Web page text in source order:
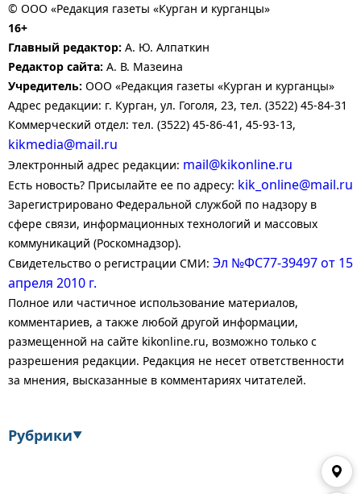
© ООО «Редакция газеты «Курган и курганцы»
16+
Главный редактор: А. Ю. Алпаткин
Редактор сайта: А. В. Мазеина
Учредитель: ООО «Редакция газеты «Курган и курганцы»
Адрес редакции: г. Курган, ул. Гоголя, 23, тел. (3522) 45-84-31
Коммерческий отдел: тел. (3522) 45-86-41, 45-93-13,
kikmedia@mail.ru
Электронный адрес редакции: mail@kikonline.ru
Есть новость? Присылайте ее по адресу: kik_online@mail.ru
Зарегистрировано Федеральной службой по надзору в
сфере связи, информационных технологий и массовых
коммуникаций (Роскомнадзор).
Свидетельство о регистрации СМИ: Эл №ФС77-39497 от 15
апреля 2010 г.
Полное или частичное использование материалов,
комментариев, а также любой другой информации,
размещенной на сайте kikonline.ru, возможно только с
разрешения редакции. Редакция не несет ответственности
за мнения, высказанные в комментариях читателей.
Рубрики▼